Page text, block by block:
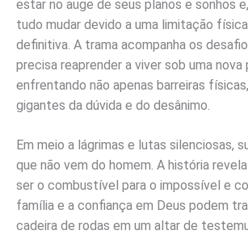
estar no auge de seus planos e sonhos
tudo mudar devido a uma limitação
definitiva. A trama acompanha os
precisa reaprender a viver sob uma
enfrentando não apenas barreiras
gigantes da dúvida e do desânimo.
Em meio a lágrimas e lutas silenciosas,
que não vem do homem. A história
ser o combustível para o impossível e
família e a confiança em Deus podem
cadeira de rodas em um altar de